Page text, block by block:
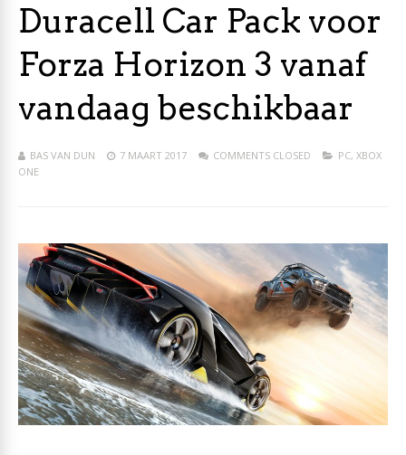
Duracell Car Pack voor
Forza Horizon 3 vanaf
vandaag beschikbaar
BAS VAN DUN 7 MAART 2017 COMMENTS CLOSED PC, XBOX
ONE